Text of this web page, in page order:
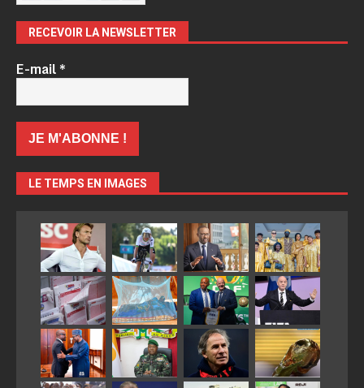
RECEVOIR LA NEWSLETTER
E-mail*
LE TEMPS EN IMAGES